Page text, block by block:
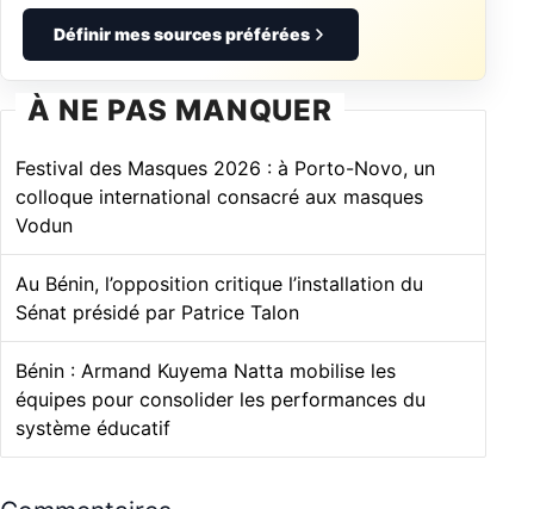
Définir mes sources préférées
À NE PAS MANQUER
Festival des Masques 2026 : à Porto-Novo, un
colloque international consacré aux masques
Vodun
Au Bénin, l’opposition critique l’installation du
Sénat présidé par Patrice Talon
Bénin : Armand Kuyema Natta mobilise les
équipes pour consolider les performances du
système éducatif